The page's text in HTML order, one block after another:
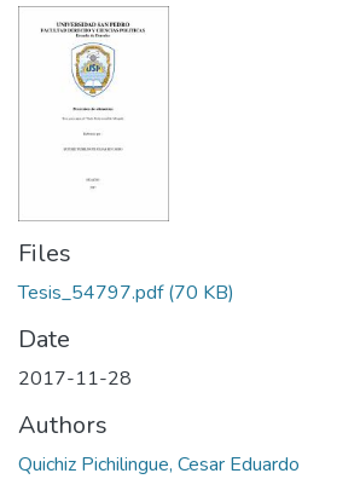
Files
Tesis_54797.pdf(70 KB)
Date
2017-11-28
Authors
Quichiz Pichilingue, Cesar Eduardo